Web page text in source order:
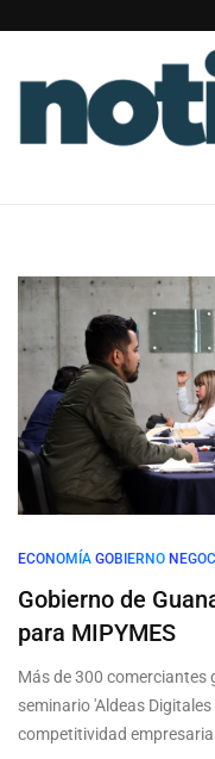
ECONOMÍA GOBIERNO
Gobierno de
para MIPYMES
Más de 300 comerciantes
seminario 'Aldeas
competitividad